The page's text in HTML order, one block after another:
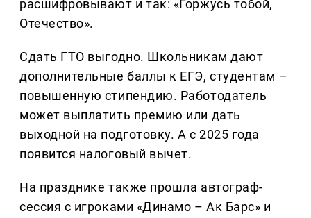
расшифровывают и так: «Горжусь тобой,
Отечество».
Сдать ГТО выгодно. Школьникам дают
дополнительные баллы к ЕГЭ, студентам –
повышенную стипендию. Работодатель
может выплатить премию или дать
выходной на подготовку. А с 2025 года
появится налоговый вычет.
На празднике также прошла автограф-
сессия с игроками «Динамо – Ак Барс» и